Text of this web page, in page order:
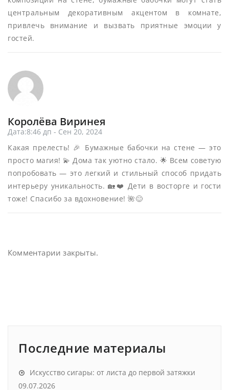
центральным декоративным акцентом в комнате,
привлечь внимание и вызвать приятные эмоции у
гостей.
Королёва Виринея
Дата:8:46 дп - Сен 20, 2024
Какая прелесть! 🎉 Бумажные бабочки на стене — это
просто магия! 💫 Дома так уютно стало. 🌟 Всем советую
попробовать — это легкий и стильный способ придать
интерьеру уникальность. 🏡❤️ Дети в восторге и гости
тоже! Спасибо за вдохновение! 🌺😊
Комментарии закрыты.
Последние материалы
Искусство сигары: от листа до первой затяжки
09.07.2026